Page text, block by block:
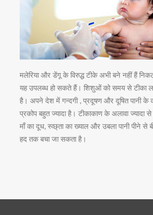
मलेरिया और डेंगू के विरुद्ध टीके अभी बने नहीं हैं
यह उपलब्ध हो सकते हैं। शिशुओं को समय से टीका
है। अपने देश में गन्दगी , प्रदूषण और दूषित पानी के
प्रकोप बहुत ज्यादा है। टीकाकाण के अलावा ज्यादा
माँ का दूध, स्व्छ्ता का ख्याल और उबला पानी पीने से
हद तक बचा जा सकता है।